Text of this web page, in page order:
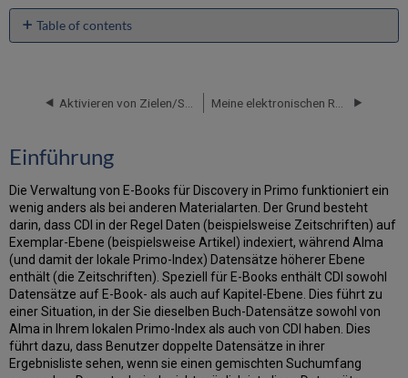
Table of contents
auf
unterdrücken
Option
2
-
CDI
E-
Books
filtern
Einführung
Die Verwaltung von E-Books für Discovery in Primo funktioniert ein
wenig anders als bei anderen Materialarten. Der Grund besteht
darin, dass CDI in der Regel Daten (beispielsweise Zeitschriften) auf
Exemplar-Ebene (beispielsweise Artikel) indexiert, während Alma
(und damit der lokale Primo-Index) Datensätze höherer Ebene
enthält (die Zeitschriften). Speziell für E-Books enthält CDI sowohl
Datensätze auf E-Book- als auch auf Kapitel-Ebene. Dies führt zu
einer Situation, in der Sie dieselben Buch-Datensätze sowohl von
Alma in Ihrem lokalen Primo-Index als auch von CDI haben. Dies
führt dazu, dass Benutzer doppelte Datensätze in ihrer
Ergebnisliste sehen, wenn sie einen gemischten Suchumfang